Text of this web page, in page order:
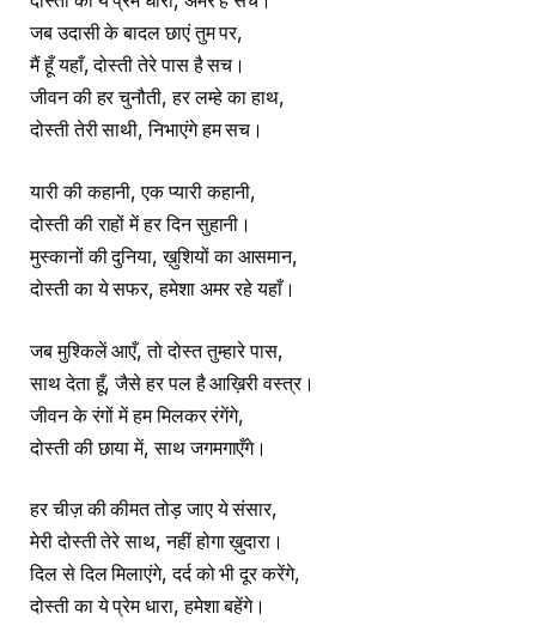
जब उदासी के बादल छाएं तुम पर,
मैं हूँ यहाँ, दोस्ती तेरे पास है सच।
जीवन की हर चुनौती, हर लम्हे का हाथ,
दोस्ती तेरी साथी, निभाएंगे हम सच।
यारी की कहानी, एक प्यारी कहानी,
दोस्ती की राहों में हर दिन सुहानी।
मुस्कानों की दुनिया, ख़ुशियों का आसमान,
दोस्ती का ये सफर, हमेशा अमर रहे यहाँ।
जब मुश्किलें आएँ, तो दोस्त तुम्हारे पास,
साथ देता हूँ, जैसे हर पल है आख़िरी वस्त्र।
जीवन के रंगों में हम मिलकर रंगेंगे,
दोस्ती की छाया में, साथ जगमगाएँगे।
हर चीज़ की कीमत तोड़ जाए ये संसार,
मेरी दोस्ती तेरे साथ, नहीं होगा ख़ुदारा।
दिल से दिल मिलाएंगे, दर्द को भी दूर करेंगे,
दोस्ती का ये प्रेम धारा, हमेशा बहेंगे।